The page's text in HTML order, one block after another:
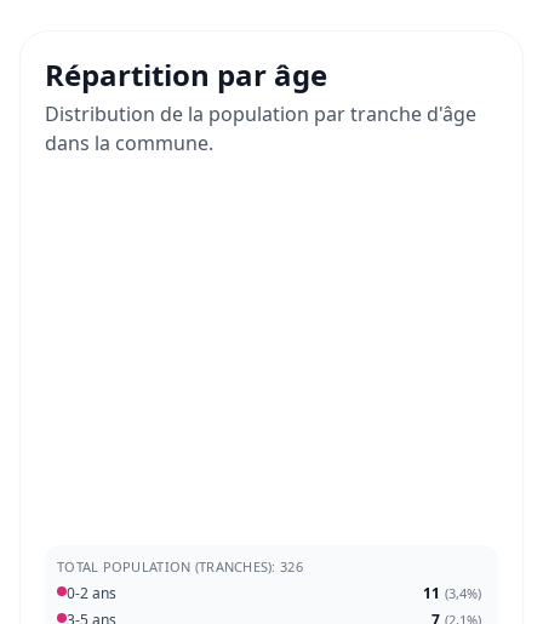
Répartition par âge
Distribution de la population par tranche d'âge
dans la commune.
TOTAL POPULATION (TRANCHES): 326
0-2 ans 11 (3,4%)
(2,1%)